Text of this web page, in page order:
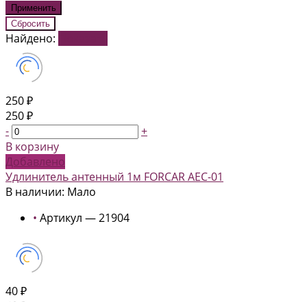
Найдено:
250 ₽
250 ₽
-
+
В корзину
Добавлено
Удлинитель антенный 1м FORCAR AEC-01
В наличии: Мало
• Артикул — 21904
40 ₽